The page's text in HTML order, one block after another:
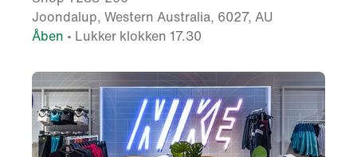
Joondalup, Western Australia, 6027, AU
Åben • Lukker klokken 17.30